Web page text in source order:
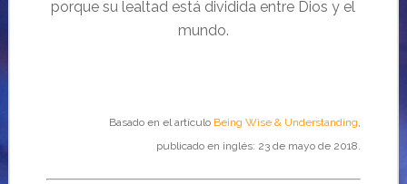
porque su lealtad está dividida entre Dios y el
mundo.
Basado en el artículo Being Wise & Understanding
publicado en inglés: 23 de mayo de 2018.